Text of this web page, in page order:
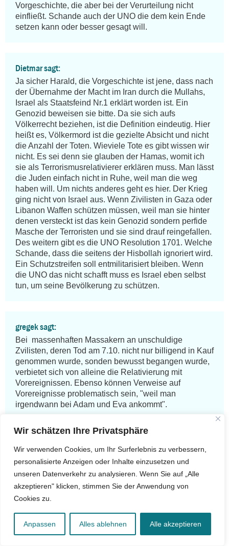
Wir schätzen Ihre Privatsphäre
Wir verwenden Cookies, um Ihr Surferlebnis zu verbessern,
personalisierte Anzeigen oder Inhalte einzusetzen und
unseren Datenverkehr zu analysieren. Wenn Sie auf „Alle
akzeptieren" klicken, stimmen Sie der Anwendung von
Cookies zu.
Anpassen Alles ablehnen Alle akzeptieren
Vorgeschichte, die aber bei der Verurteilung nicht
einfließt. Schande auch der UNO die dem kein Ende
setzen kann oder besser gesagt will.
Dietmar sagt:
Ja sicher Harald, die Vorgeschichte ist jene, dass nach
der Übernahme der Macht im Iran durch die Mullahs,
Israel als Staatsfeind Nr.1 erklärt worden ist. Ein
Genozid beweisen sie bitte. Da sie sich aufs
Völkerrecht beziehen, ist die Definition eindeutig. Hier
heißt es, Völkermord ist die gezielte Absicht und nicht
die Anzahl der Toten. Wieviele Tote es gibt wissen wir
nicht. Es sei denn sie glauben der Hamas, womit ich
sie als Terrorismusrelativierer erklären muss. Man lässt
die Juden einfach nicht in Ruhe, weil man die weg
haben will. Um nichts anderes geht es hier. Der Krieg
ging nicht von Israel aus. Wenn Zivilisten in Gaza oder
Libanon Waffen schützen müssen, weil man sie hinter
denen versteckt ist das kein Genozid sondern perfide
Masche der Terroristen und sie sind drauf reingefallen.
Des weitern gibt es die UNO Resolution 1701. Welche
Schande, dass die seitens der Hisbollah ignoriert wird.
Ein Schutzstreifen soll entmilitarisiert bleiben. Wenn
die UNO das nicht schafft muss es Israel eben selbst
tun, um seine Bevölkerung zu schützen.
gregek sagt:
Bei  massenhaften Massakern an unschuldige
Zvilisten, deren Tod am 7.10. nicht nur billigend in Kauf
genommen wurde, sonden bewusst begangen wurde,
verbietet sich von alleine die Relativierung mit
Vorereignissen. Ebenso können Verweise auf
Vorereignisse problematisch sein, "weil man
irgendwann bei Adam und Eva ankommt".
Wenn Fabian Goldstein dennoch nicht auf die
Relativierung mit Vorereignissen verzichten kann,
sollte er diese wenigstens auch vollständig benennen.
Völlig unerwähnt ist in diesem Zusammenhang die
Teilungsplan 1948 ablehnten und den Staat Israel
sofort noch seiner Gründung vernichten wollten. An
diesem Vernichtungs- bzw. Alles- oder-
Nichtsgedanken haben Vertreter der Fatah / PLO bis
Mitte der 80er Jahre festgehalten, was alleine schon
die Gründung eines unabhängigen Staates zu der Zeit